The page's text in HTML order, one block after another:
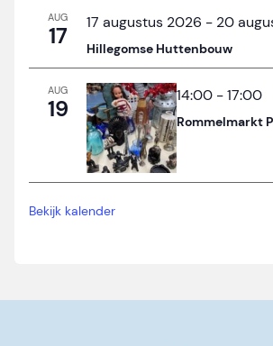
AUG
17 17 augustus 2026 - 20
Hillegomse Huttenbouw
AUG
19 14:00 -17:00
Rommelmarkt
Bekijk kalender